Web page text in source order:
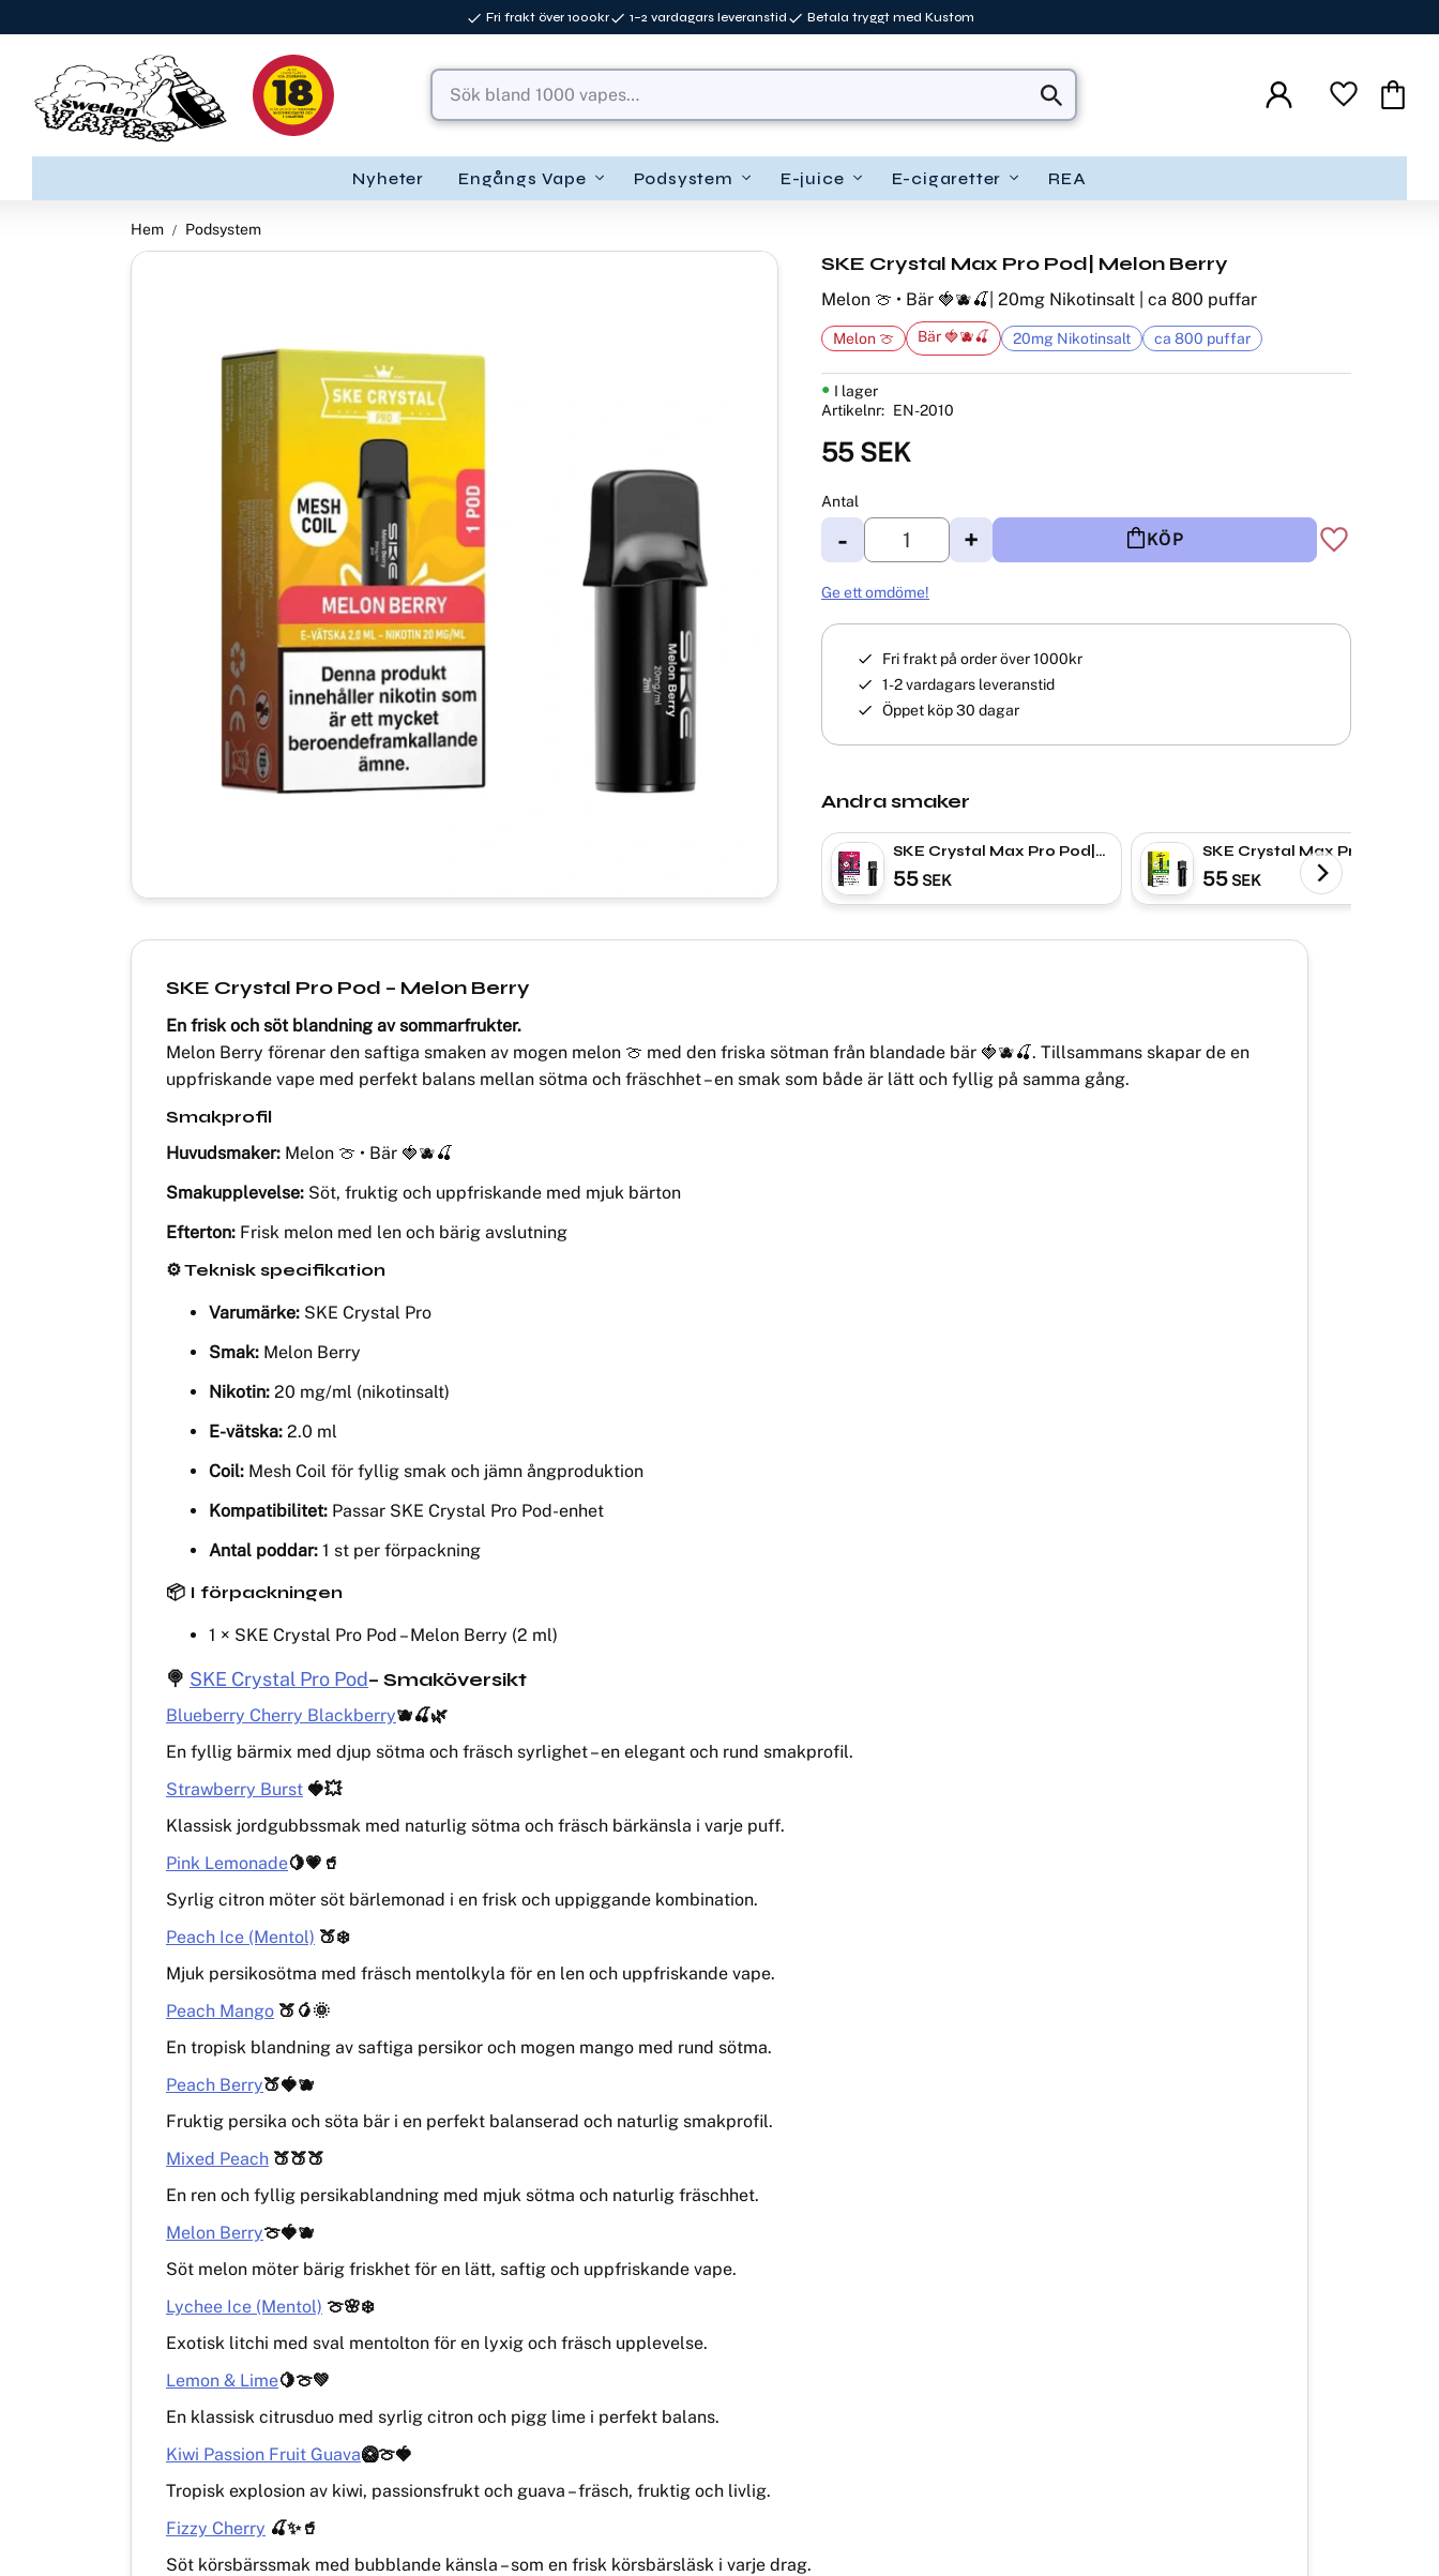
Fri frakt över 1000kr 1–2 vardagars leveranstid Betala tryggt med Kustom
Favoriter
Nyheter Engångs Vape Podsystem E-juice E-cigaretter REA
Hem Podsystem
SKE Crystal Max Pro Pod| Melon Berry
Melon 🍈 • Bär 🍓🫐🍒| 20mg Nikotinsalt | ca 800 puffar
55SEK
Antal
+
- KÖP
Lägg till i
I lager
Artikelnr
EN-2010
Melon 🍈 Bär 🍓🫐🍒 20mg Nikotinsalt ca 800 puffar
Ge ett omdöme!
Fri frakt på order över 1000kr
1-2 vardagars leveranstid
Öppet köp 30 dagar
Andra smaker
SKE Crystal Max Pro Pod|
Blueberry Raspberry
55SEK
SKE Crystal Max Pro Pod|
Lemon & Lime
55SEK
SKE Crystal Pro Pod – Melon Berry
En frisk och söt blandning av sommarfrukter.
Melon Berry förenar den saftiga smaken av mogen melon 🍈 med den friska sötman från blandade bär 🍓🫐🍒. Tillsammans skapar de en
uppfriskande vape med perfekt balans mellan sötma och fräschhet – en smak som både är lätt och fyllig på samma gång.
Smakprofil
Huvudsmaker: Melon 🍈 • Bär 🍓🫐🍒
Smakupplevelse: Söt, fruktig och uppfriskande med mjuk bärton
Efterton: Frisk melon med len och bärig avslutning
⚙️ Teknisk specifikation
Varumärke: SKE Crystal Pro
Smak: Melon Berry
Nikotin: 20 mg/ml (nikotinsalt)
E-vätska: 2.0 ml
Coil: Mesh Coil för fyllig smak och jämn ångproduktion
Kompatibilitet: Passar SKE Crystal Pro Pod-enhet
Antal poddar: 1 st per förpackning
📦 I förpackningen
1 × SKE Crystal Pro Pod – Melon Berry (2 ml)
🍭 SKE Crystal Pro Pod– Smaköversikt
Blueberry Cherry Blackberry🫐🍒🌿
En fyllig bärmix med djup sötma och fräsch syrlighet – en elegant och rund smakprofil.
Strawberry Burst 🍓💥
Klassisk jordgubbssmak med naturlig sötma och fräsch bärkänsla i varje puff.
Pink Lemonade🍋💗🥤
Syrlig citron möter söt bärlemonad i en frisk och uppiggande kombination.
Peach Ice (Mentol) 🍑❄️
Mjuk persikosötma med fräsch mentolkyla för en len och uppfriskande vape.
Peach Mango 🍑🥭🌞
En tropisk blandning av saftiga persikor och mogen mango med rund sötma.
Peach Berry🍑🍓🫐
Fruktig persika och söta bär i en perfekt balanserad och naturlig smakprofil.
Mixed Peach 🍑🍑🍑
En ren och fyllig persikablandning med mjuk sötma och naturlig fräschhet.
Melon Berry🍈🍓🫐
Söt melon möter bärig friskhet för en lätt, saftig och uppfriskande vape.
Lychee Ice (Mentol) 🍈🌸❄️
Exotisk litchi med sval mentolton för en lyxig och fräsch upplevelse.
Lemon & Lime🍋🍈💚
En klassisk citrusduo med syrlig citron och pigg lime i perfekt balans.
Kiwi Passion Fruit Guava🥝🍈🍓
Tropisk explosion av kiwi, passionsfrukt och guava – fräsch, fruktig och livlig.
Fizzy Cherry 🍒✨🥤
Söt körsbärssmak med bubblande känsla – som en frisk körsbärsläsk i varje drag.